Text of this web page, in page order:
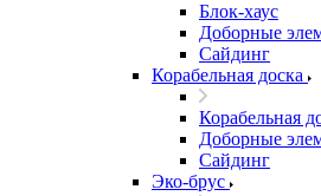
Блок-хаус
Доборные
Сайдинг
Корабельная доска
Корабельная
Доборные
Сайдинг
Эко-брус